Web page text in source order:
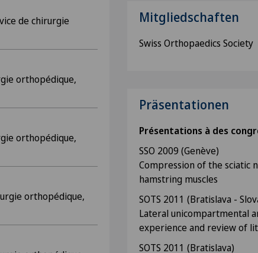
de chirurgie
orthopédique,
orthopédique,
orthopédique,
Mitgliedschaften
Swiss Orthopaedics Society
Präsentationen
Présentations à des
SSO 2009 (Genève)
Compression of the sciatic
hamstring muscles
SOTS 2011 (Bratislava -
Lateral unicompartmental
experience and review of
SOTS 2011 (Bratislava)